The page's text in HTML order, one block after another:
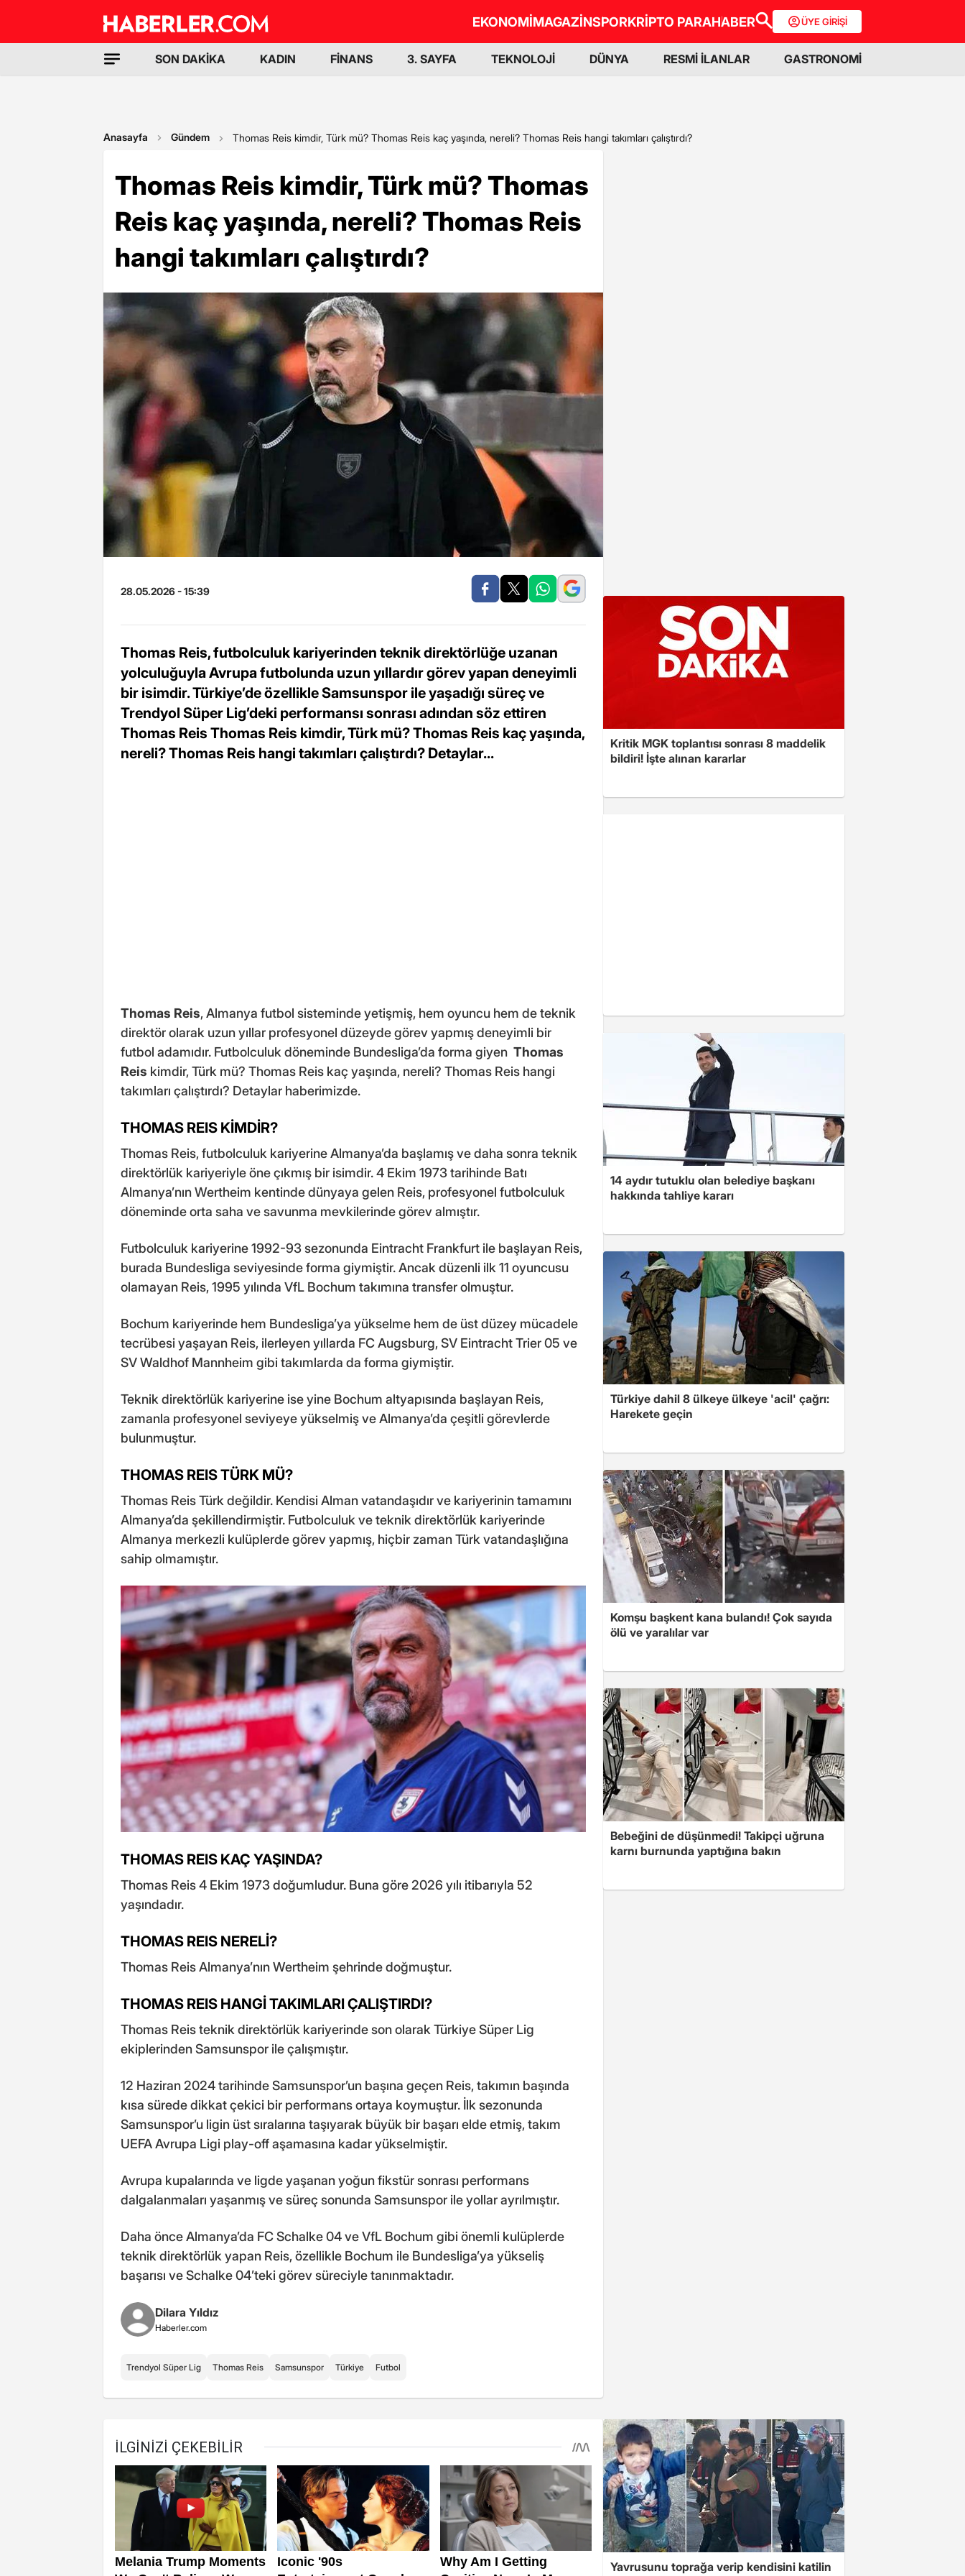
EKONOMİMAGAZİNSPORKRİPTO PARAHABER ÜYE GİRİŞİ
SON DAKİKA KADIN FİNANS 3. SAYFA TEKNOLOJİ DÜNYA RESMİ İLANLAR GASTRONOMİ
Anasayfa Gündem Thomas Reis kimdir, Türk mü? Thomas Reis kaç yaşında, nereli? Thomas Reis hangi takımları çalıştırdı?
Thomas Reis kimdir, Türk mü? Thomas
Reis kaç yaşında, nereli? Thomas Reis
hangi takımları çalıştırdı?
28.05.2026 - 15:39
Thomas Reis, futbolculuk kariyerinden teknik direktörlüğe uzanan
yolculuğuyla Avrupa futbolunda uzun yıllardır görev yapan deneyimli
bir isimdir. Türkiye’de özellikle Samsunspor ile yaşadığı süreç ve
Trendyol Süper Lig’deki performansı sonrası adından söz ettiren
Thomas Reis Thomas Reis kimdir, Türk mü? Thomas Reis kaç yaşında,
nereli? Thomas Reis hangi takımları çalıştırdı? Detaylar...
Thomas Reis, Almanya futbol sisteminde yetişmiş, hem oyuncu hem de teknik
direktör olarak uzun yıllar profesyonel düzeyde görev yapmış deneyimli bir
futbol adamıdır. Futbolculuk döneminde Bundesliga’da forma giyen Thomas
Reis kimdir, Türk mü? Thomas Reis kaç yaşında, nereli? Thomas Reis hangi
takımları çalıştırdı? Detaylar haberimizde.
THOMAS REIS KİMDİR?
Thomas Reis, futbolculuk kariyerine Almanya’da başlamış ve daha sonra teknik
direktörlük kariyeriyle öne çıkmış bir isimdir. 4 Ekim 1973 tarihinde Batı
Almanya’nın Wertheim kentinde dünyaya gelen Reis, profesyonel futbolculuk
döneminde orta saha ve savunma mevkilerinde görev almıştır.
Futbolculuk kariyerine 1992-93 sezonunda Eintracht Frankfurt ile başlayan Reis,
burada Bundesliga seviyesinde forma giymiştir. Ancak düzenli ilk 11 oyuncusu
olamayan Reis, 1995 yılında VfL Bochum takımına transfer olmuştur.
Bochum kariyerinde hem Bundesliga’ya yükselme hem de üst düzey mücadele
tecrübesi yaşayan Reis, ilerleyen yıllarda FC Augsburg, SV Eintracht Trier 05 ve
SV Waldhof Mannheim gibi takımlarda da forma giymiştir.
Teknik direktörlük kariyerine ise yine Bochum altyapısında başlayan Reis,
zamanla profesyonel seviyeye yükselmiş ve Almanya’da çeşitli görevlerde
bulunmuştur.
THOMAS REIS TÜRK MÜ?
Thomas Reis Türk değildir. Kendisi Alman vatandaşıdır ve kariyerinin tamamını
Almanya’da şekillendirmiştir. Futbolculuk ve teknik direktörlük kariyerinde
Almanya merkezli kulüplerde görev yapmış, hiçbir zaman Türk vatandaşlığına
sahip olmamıştır.
THOMAS REIS KAÇ YAŞINDA?
Thomas Reis 4 Ekim 1973 doğumludur. Buna göre 2026 yılı itibarıyla 52
yaşındadır.
THOMAS REIS NERELİ?
Thomas Reis Almanya’nın Wertheim şehrinde doğmuştur.
THOMAS REIS HANGİ TAKIMLARI ÇALIŞTIRDI?
Thomas Reis teknik direktörlük kariyerinde son olarak Türkiye Süper Lig
ekiplerinden Samsunspor ile çalışmıştır.
12 Haziran 2024 tarihinde Samsunspor’un başına geçen Reis, takımın başında
kısa sürede dikkat çekici bir performans ortaya koymuştur. İlk sezonunda
Samsunspor’u ligin üst sıralarına taşıyarak büyük bir başarı elde etmiş, takım
UEFA Avrupa Ligi play-off aşamasına kadar yükselmiştir.
Avrupa kupalarında ve ligde yaşanan yoğun fikstür sonrası performans
dalgalanmaları yaşanmış ve süreç sonunda Samsunspor ile yollar ayrılmıştır.
Daha önce Almanya’da FC Schalke 04 ve VfL Bochum gibi önemli kulüplerde
teknik direktörlük yapan Reis, özellikle Bochum ile Bundesliga’ya yükseliş
başarısı ve Schalke 04’teki görev süreciyle tanınmaktadır.
Dilara Yıldız
Haberler.com
Trendyol Süper Lig Thomas Reis Samsunspor Türkiye Futbol
Kritik MGK toplantısı sonrası 8 maddelik
bildiri! İşte alınan kararlar
14 aydır tutuklu olan belediye başkanı
hakkında tahliye kararı
Türkiye dahil 8 ülkeye ülkeye 'acil' çağrı:
Harekete geçin
Komşu başkent kana bulandı! Çok sayıda
ölü ve yaralılar var
Bebeğini de düşünmedi! Takipçi uğruna
karnı burnunda yaptığına bakın
Yavrusunu toprağa verip kendisini katilin